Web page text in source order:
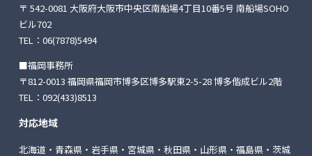
〒 542-0081 大阪府大阪市中央区南船場4丁目10番5号 南船場SOHO
ビル702
TEL： 06(7878)5494
■福岡事務所
〒812-0013 福岡県福岡市博多区博多駅東2-5-28博多偕成ビル2階
TEL： 092(433)8513
対応地域
北海道・青森県・岩手県・宮城県・秋田県・山形県・福島県・茨城